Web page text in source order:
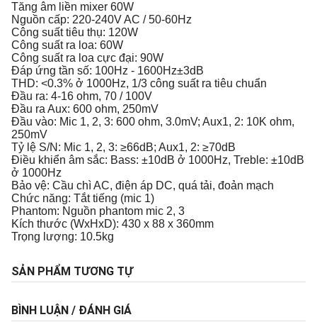
Tăng âm liền mixer 60W
Nguồn cấp: 220-240V AC / 50-60Hz
Công suất tiêu thụ: 120W
Công suất ra loa: 60W
Công suất ra loa cực đại: 90W
Đáp ứng tần số: 100Hz - 1600Hz±3dB
THD: <0.3% ở 1000Hz, 1/3 công suất ra tiêu chuẩn
Đầu ra: 4-16 ohm, 70 / 100V
Đầu ra Aux: 600 ohm, 250mV
Đầu vào: Mic 1, 2, 3: 600 ohm, 3.0mV; Aux1, 2: 10K ohm,
250mV
Tỷ lệ S/N: Mic 1, 2, 3: ≥66dB; Aux1, 2: ≥70dB
Điều khiển âm sắc: Bass: ±10dB ở 1000Hz, Treble: ±10dB
ở 1000Hz
Bảo vệ: Cầu chì AC, điện áp DC, quá tải, đoản mạch
Chức năng: Tắt tiếng (mic 1)
Phantom: Nguồn phantom mic 2, 3
Kích thước (WxHxD): 430 x 88 x 360mm
Trọng lượng: 10.5kg
SẢN PHẨM TƯƠNG TỰ
BÌNH LUẬN / ĐÁNH GIÁ